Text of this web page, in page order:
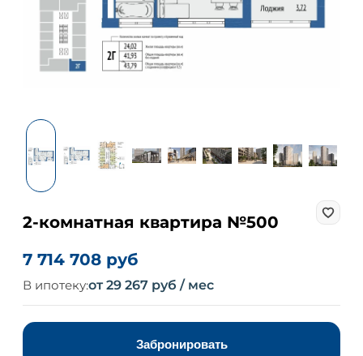
2-комнатная квартира №500
7 714 708 руб
В ипотеку:от 29 267 руб / мес
Забронировать